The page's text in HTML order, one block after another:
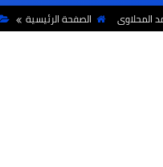
المحلاوى الصفحة الرئيسية